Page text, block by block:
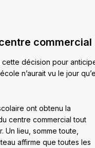
commercial
cette décision pour
n’aurait vu le jour
ont obtenu la
centre commercial tout
lieu, somme toute,
affirme que toutes les